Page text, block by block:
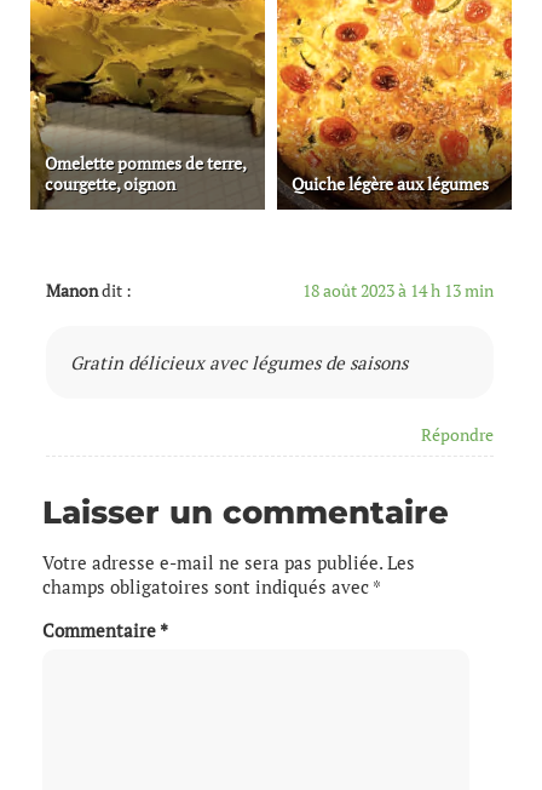
Omelette pommes de terre,
courgette, oignon
Quiche légère aux légumes
Manondit : 18 août 2023 à 14 h 13 min
Gratin délicieux avec légumes de saisons
Répondre
Laisser un commentaire
Votre adresse e-mail ne sera pas publiée. Les
champs obligatoires sont indiqués avec *
Commentaire *